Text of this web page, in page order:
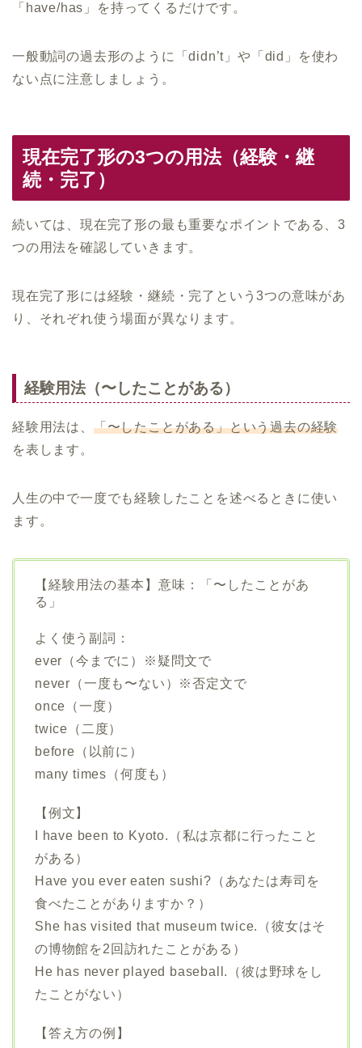
「have/has」を持ってくるだけです。
一般動詞の過去形のように「didn’t」や「did」を使わ
ない点に注意しましょう。
現在完了形の3つの用法（経験・継
続・完了）
続いては、現在完了形の最も重要なポイントである、3
つの用法を確認していきます。
現在完了形には経験・継続・完了という3つの意味があ
り、それぞれ使う場面が異なります。
経験用法（〜したことがある）
経験用法は、 「〜したことがある」という過去の経験
を表します。
人生の中で一度でも経験したことを述べるときに使い
ます。
【経験用法の基本】意味：「〜したことがあ
る」
よく使う副詞：
ever（今までに）※疑問文で
never（一度も〜ない）※否定文で
once（一度）
twice（二度）
before（以前に）
many times（何度も）
【例文】
I have been to Kyoto.（私は京都に行ったこと
がある）
Have you ever eaten sushi?（あなたは寿司を
食べたことがありますか？）
She has visited that museum twice.（彼女はそ
の博物館を2回訪れたことがある）
He has never played baseball.（彼は野球をし
たことがない）
【答え方の例】